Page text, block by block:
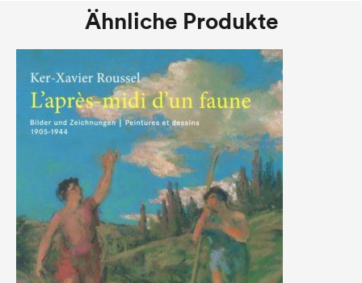
Ähnliche Produkte